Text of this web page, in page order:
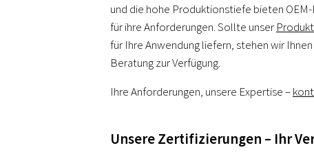
und die hohe Produktionstiefe bieten
für ihre Anforderungen. Sollte unser
für Ihre Anwendung liefern, stehen wir
Beratung zur Verfügung.
Ihre Anforderungen, unsere Expertise –
Unsere Zertifizierungen – Ihr